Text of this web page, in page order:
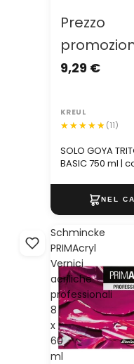
SOLO GOYA
BASIC 750 ml |
Prezzo
9,29 €
KREUL
(11)
Schmincke
PRIMAcryl
Vernici
acriliche
professionali
8
x
60
ml